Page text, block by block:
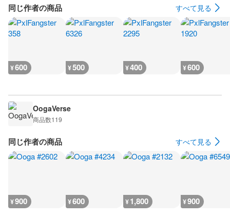
同じ作者の商品 すべて見る
¥600 ¥500 ¥400 ¥600
OogaVerse
商品数119
同じ作者の商品 すべて見る
¥900 ¥600 ¥1,800 ¥900